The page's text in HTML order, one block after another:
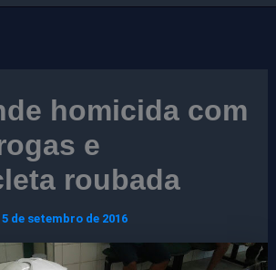
homicida com
e
roubada
5 de setembro de 2016